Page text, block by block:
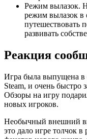
Режим вылазок.
режим вылазок в
путешествовать
развивать
Реакция
Игра была выпущена в
Steam, и очень быстро
Обзоры на игру
новых игроков.
Необычный внешний
это дало игре толчок